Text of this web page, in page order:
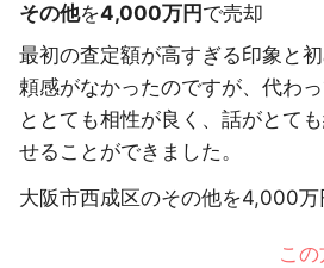
その他を4,000万円 で売却
最初の査定額が高すぎる印象と
頼感がなかったのですが、代わ
ととても相性が良く、話がとて
せることができました。
大阪市西成区のその他を4,000
こ